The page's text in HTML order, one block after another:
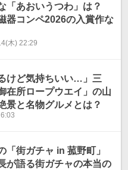
「あおいうつわ」は？
器コンペ2026の入賞作な
木) 22:29
けど気持ちいい…」三
在所ロープウエイ」の山
景と名物グルメとは？
「街ガチャ in 菰野町」
語る街ガチャの本当の